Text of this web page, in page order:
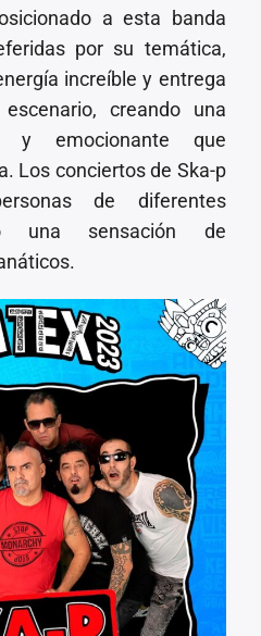
a esta banda
por su temática,
increíble y entrega
creando una
y emocionante que
Los conciertos de Ska-p
de diferentes
una sensación de